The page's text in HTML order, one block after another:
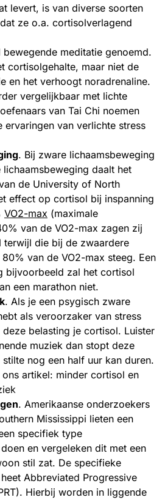
levert, is van diverse soorten
ze o.a. cortisolverlagend
meditatie genoemd.
cortisolgehalte, maar niet de
en het verhoogt noradrenaline.
vergelijkbaar met lichte
van Tai Chi noemen
ervaringen van verlichte stress
. Bij zware lichaamsbeweging
daalt het
de University of North
effect op cortisol bij inspanning
VO2-max (maximale
van de VO2-max zagen zij
terwijl die bij de zwaardere
van de VO2-max steeg. Een
bijvoorbeeld zal het cortisol
een marathon niet.
. Als je een psygisch zware
als veroorzaker van stress
belasting je cortisol. Luister
muziek dan stopt deze
nog een half uur kan duren.
artikel: minder cortisol en
. Amerikaanse onderzoekers
Mississippi lieten een
specifiek type
en vergeleken dit met een
stil zat. De specifieke
Abbreviated Progressive
Hierbij worden in liggende